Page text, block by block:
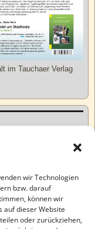
wir Technologien
bzw. darauf
können wir
auf dieser Website
oder zurückziehen,
im Tauchaer Verlag